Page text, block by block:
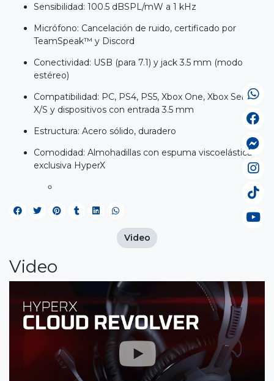
Sensibilidad: 100.5 dBSPL/mW a 1 kHz
Micrófono: Cancelación de ruido, certificado por
TeamSpeak™ y Discord
Conectividad: USB (para 7.1) y jack 3.5 mm (modo
estéreo)
Compatibilidad: PC, PS4, PS5, Xbox One, Xbox Series
X/S y dispositivos con entrada 3.5 mm
Estructura: Acero sólido, duradero
Comodidad: Almohadillas con espuma viscoelástica
exclusiva HyperX
Video
Video